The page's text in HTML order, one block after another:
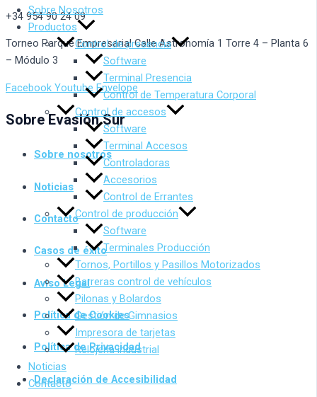
Sobre Nosotros
Productos
Control de presencia
Software
Terminal Presencia
Control de Temperatura Corporal
Control de accesos
Software
Terminal Accesos
Controladoras
Accesorios
Control de Errantes
Control de producción
Software
Terminales Producción
Tornos, Portillos y Pasillos Motorizados
Barreras control de vehículos
Pilonas y Bolardos
Gestión de Gimnasios
Impresora de tarjetas
Relojería industrial
Noticias
Contacto
+34 954 90 24 09
Torneo Parque Empresarial Calle Astronomía 1 Torre 4 – Planta 6
– Módulo 3
Facebook Youtube Envelope
Sobre Evasión Sur
Sobre nosotros
Noticias
Contacto
Casos de éxito
Aviso Legal
Política de Cookies
Política de Privacidad
Declaración de Accesibilidad